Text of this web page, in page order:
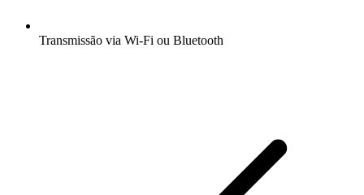
Transmissão via Wi-Fi ou Bluetooth